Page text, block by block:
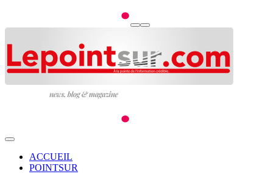
ACCUEIL
POINTSUR